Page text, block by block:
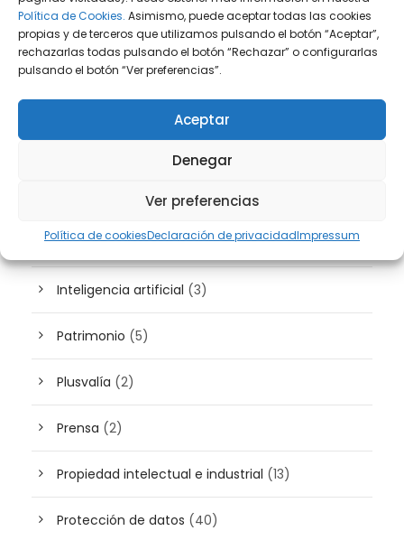
Política de Cookies. Asimismo, puede aceptar todas las cookies
propias y de terceros que utilizamos pulsando el botón “Aceptar”,
rechazarlas todas pulsando el botón “Rechazar” o configurarlas
pulsando el botón “Ver preferencias”.
Aceptar
Denegar
Ver preferencias
Política de cookiesDeclaración de privacidadImpressum
Derecho Fiscal(131)
Derecho Inmobiliario(36)
(40)
Derecho Penal(11)
Extranjería(10)
Inteligencia artificial (3)
Patrimonio (5)
Plusvalía (2)
Prensa (2)
Propiedad intelectual e industrial (13)
Protección de datos (40)